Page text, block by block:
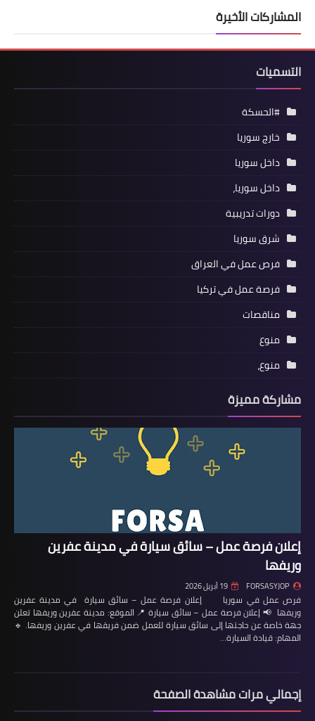
المشاركات الأخيرة
التسميات
#الحسكة
خارج سوريا
داخل سوريا
داخل سوريا،
دورات تدريبية
شرق سوريا
فرص عمل في العراق
فرصة عمل في تركيا
مناقصات
منوع
منوع،
مشاركة مميزة
إعلان فرصة عمل – سائق سيارة في مدينة عفرين
وريفها
FORSASYJOP 19 أبريل 2026
فرص عمل في سوريا إعلان فرصة عمل – سائق سيارة في مدينة عفرين
وريفها 📢 إعلان فرصة عمل – سائق سيارة 📍 الموقع: مدينة عفرين وريفها تعلن
جهة خاصة عن حاجتها إلى سائق سيارة للعمل ضمن فريقها في عفرين وريفها. 🔹
المهام: قيادة السيارة…
إجمالي مرات مشاهدة الصفحة